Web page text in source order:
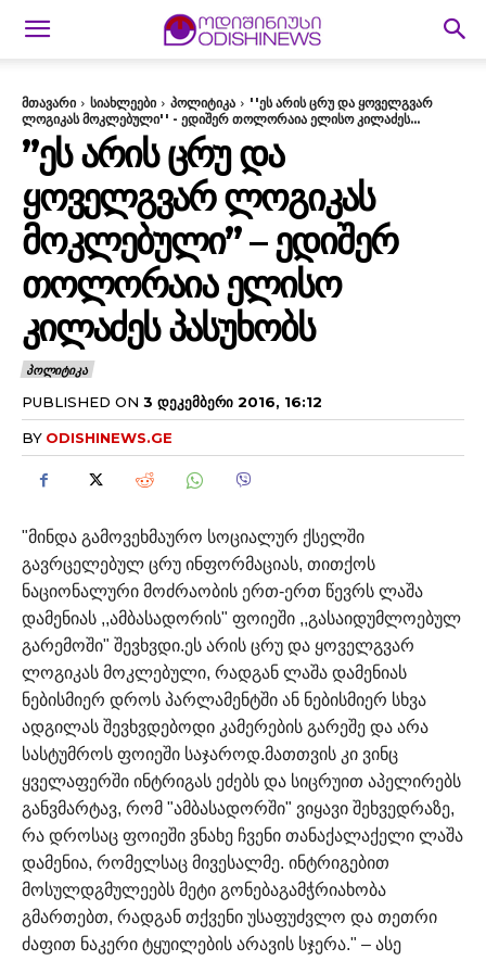
მთავარი სიახლეები პოლიტიკა
''ეს არის ცრუ და ყოველგვარ
ლოგიკას მოკლებული'' - ედიშერ თოლორაია ელისო კილაძეს...
”ᲔᲡ ᲐᲠᲘᲡ ᲪᲠᲣ ᲓᲐ
ᲧᲝᲕᲔᲚᲒᲕᲐᲠ ᲚᲝᲒᲘᲙᲐᲡ
ᲛᲝᲙᲚᲔᲑᲣᲚᲘ” – ᲔᲓᲘᲨᲔᲠ
ᲗᲝᲚᲝᲠᲐᲘᲐ ᲔᲚᲘᲡᲝ
ᲙᲘᲚᲐᲫᲔᲡ ᲞᲐᲡᲣᲮᲝᲑᲡ
ᲞᲝᲚᲘᲢᲘᲙᲐ
PUBLISHED ON 3 ᲓᲔᲙᲔᲛᲑᲔᲠᲘ 2016, 16:12
BY ODISHINEWS.GE
"მინდა გამოვეხმაურო სოციალურ ქსელში
გავრცელებულ ცრუ ინფორმაციას, თითქოს
ნაციონალური მოძრაობის ერთ-ერთ წევრს ლაშა
დამენიას ,,ამბასადორის" ფოიეში ,,გასაიდუმლოებულ
გარემოში" შევხვდი.ეს არის ცრუ და ყოველგვარ
ლოგიკას მოკლებული, რადგან ლაშა დამენიას
ნებისმიერ დროს პარლამენტში ან ნებისმიერ სხვა
ადგილას შევხვდებოდი კამერების გარეშე და არა
სასტუმროს ფოიეში საჯაროდ.მათთვის კი ვინც
ყველაფერში ინტრიგას ეძებს და სიცრუით აპელირებს
განვმარტავ, რომ "ამბასადორში" ვიყავი შეხვედრაზე,
რა დროსაც ფოიეში ვნახე ჩვენი თანაქალაქელი ლაშა
დამენია, რომელსაც მივესალმე. ინტრიგებით
მოსულდგმულეებს მეტი გონებაგამჭრიახობა
გმართებთ, რადგან თქვენი უსაფუძვლო და თეთრი
ძაფით ნაკერი ტყუილების არავის სჯერა." – ასე